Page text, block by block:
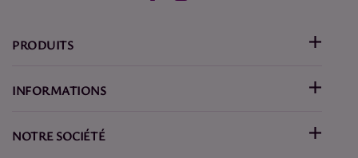
PRODUITS
INFORMATIONS
NOTRE SOCIÉTÉ